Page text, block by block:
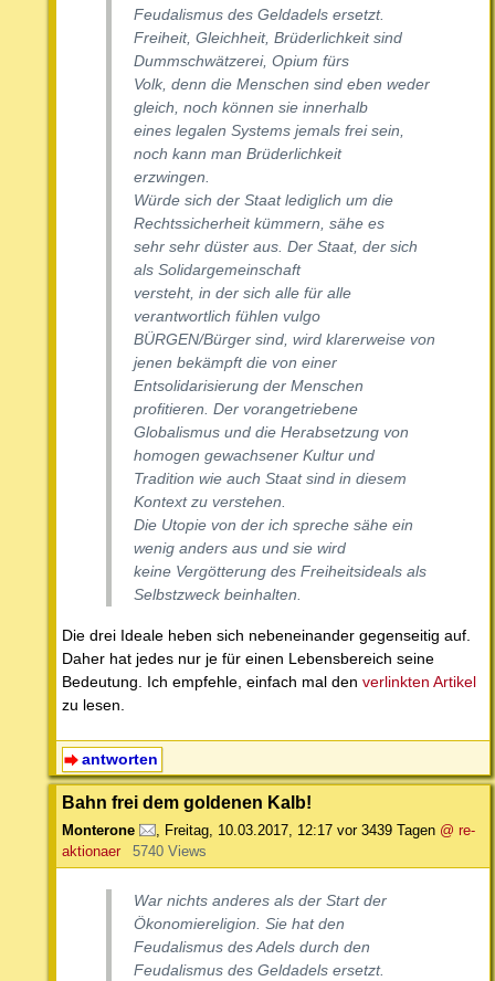
Feudalismus des Geldadels ersetzt.
Freiheit, Gleichheit, Brüderlichkeit sind
Dummschwätzerei, Opium fürs
Volk, denn die Menschen sind eben weder
gleich, noch können sie innerhalb
eines legalen Systems jemals frei sein,
noch kann man Brüderlichkeit
erzwingen.
Würde sich der Staat lediglich um die
Rechtssicherheit kümmern, sähe es
sehr sehr düster aus. Der Staat, der sich
als Solidargemeinschaft
versteht, in der sich alle für alle
verantwortlich fühlen vulgo
BÜRGEN/Bürger sind, wird klarerweise von
jenen bekämpft die von einer
Entsolidarisierung der Menschen
profitieren. Der vorangetriebene
Globalismus und die Herabsetzung von
homogen gewachsener Kultur und
Tradition wie auch Staat sind in diesem
Kontext zu verstehen.
Die Utopie von der ich spreche sähe ein
wenig anders aus und sie wird
keine Vergötterung des Freiheitsideals als
Selbstzweck beinhalten.
Die drei Ideale heben sich nebeneinander gegenseitig auf.
Daher hat jedes nur je für einen Lebensbereich seine
Bedeutung. Ich empfehle, einfach mal den verlinkten Artikel
zu lesen.
antworten
Bahn frei dem goldenen Kalb!
Monterone , Freitag, 10.03.2017, 12:17 vor 3439 Tagen @ re-
aktionaer
5740 Views
War nichts anderes als der Start der
Ökonomiereligion. Sie hat den
Feudalismus des Adels durch den
Feudalismus des Geldadels ersetzt.